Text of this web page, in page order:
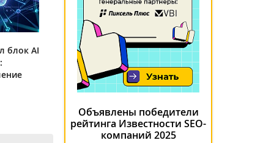
блок AI
Объявлены победители
рейтинга Известности SEO-
компаний 2025